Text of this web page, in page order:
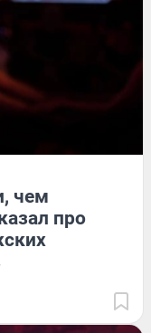
чем
про